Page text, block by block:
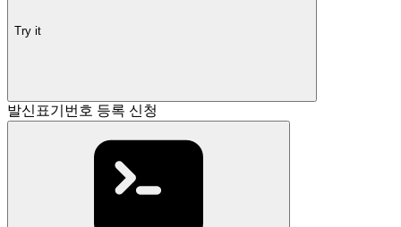
Try it
발신표기번호 등록 신청